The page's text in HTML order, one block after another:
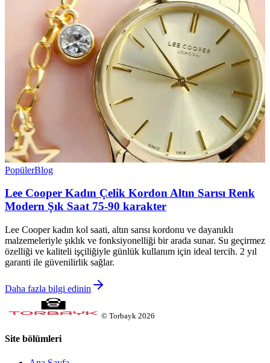
PopülerBlog
Lee Cooper Kadın Çelik Kordon Altın Sarısı Renk
Modern Şık Saat 75-90 karakter
Lee Cooper kadın kol saati, altın sarısı kordonu ve dayanıklı
malzemeleriyle şıklık ve fonksiyonelliği bir arada sunar. Su geçirmez
özelliği ve kaliteli işçiliğiyle günlük kullanım için ideal tercih. 2 yıl
garanti ile güvenilirlik sağlar.
Daha fazla bilgi edinin
© Torbayk 2026
Site bölümleri